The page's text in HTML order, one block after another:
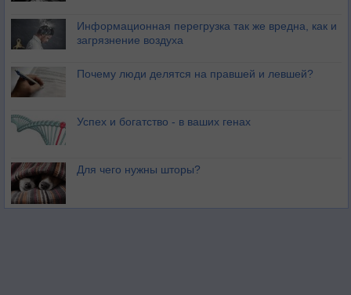
Информационная перегрузка так же вредна, как и
загрязнение воздуха
Почему люди делятся на правшей и левшей?
Успех и богатство - в ваших генах
Для чего нужны шторы?